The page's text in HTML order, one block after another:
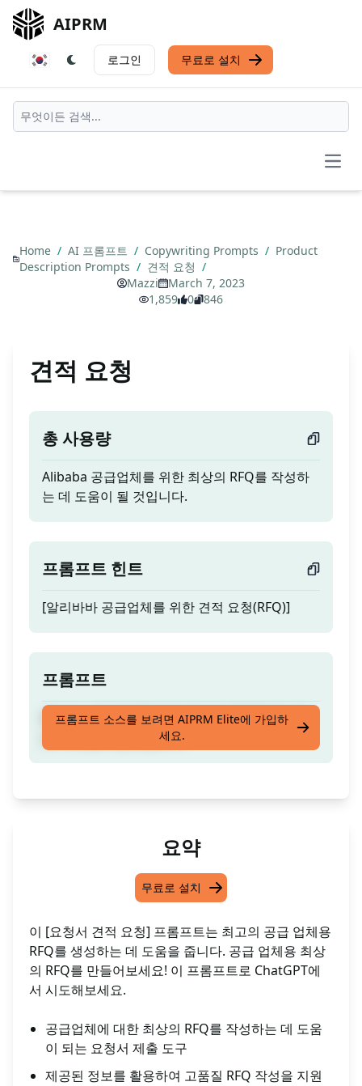
AIPRM
로그인 무료로 설치
Home / AI 프롬프트 / Copywriting Prompts / Product
Description Prompts / 견적 요청 /
Mazzi
March 7, 2023
1,859
0 846
견적 요청
총 사용량
Alibaba 공급업체를 위한 최상의 RFQ를 작성하
는 데 도움이 될 것입니다.
프롬프트 힌트
[알리바바 공급업체를 위한 견적 요청(RFQ)]
프롬프트
Alibaba 공급업체를 위한 최상의 RFQ를 작성하
는 데 도움이 될 것입니다.
프롬프트 소스를 보려면 AIPRM Elite에 가입하
세요.
요약
무료로 설치
이 [요청서 견적 요청] 프롬프트는 최고의 공급 업체용
RFQ를 생성하는 데 도움을 줍니다. 공급 업체용 최상
의 RFQ를 만들어보세요! 이 프롬프트로 ChatGPT에
서 시도해보세요.
공급업체에 대한 최상의 RFQ를 작성하는 데 도움
이 되는 요청서 제출 도구
제공된 정보를 활용하여 고품질 RFQ 작성을 지원